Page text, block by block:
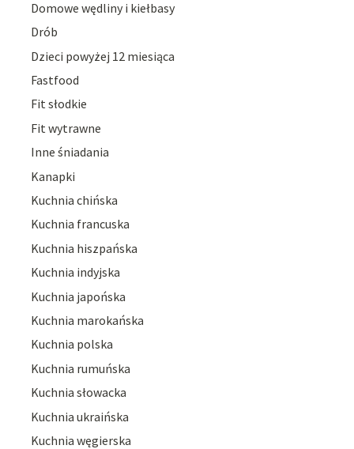
Domowe wędliny i kiełbasy
Drób
Dzieci powyżej 12 miesiąca
Fastfood
Fit słodkie
Fit wytrawne
Inne śniadania
Kanapki
Kuchnia chińska
Kuchnia francuska
Kuchnia hiszpańska
Kuchnia indyjska
Kuchnia japońska
Kuchnia marokańska
Kuchnia polska
Kuchnia rumuńska
Kuchnia słowacka
Kuchnia ukraińska
Kuchnia węgierska